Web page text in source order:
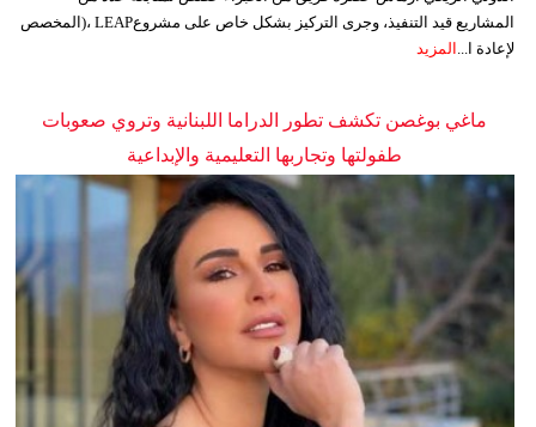
المشاريع قيد التنفيذ، وجرى التركيز بشكل خاص على مشروعLEAP ،(المخصص
لإعادة ا... المزيد
ماغي بوغصن تكشف تطور الدراما اللبنانية وتروي صعوبات
طفولتها وتجاربها التعليمية والإبداعية